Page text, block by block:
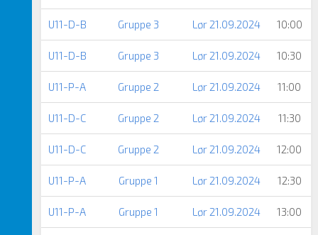
U11-D-B Gruppe 3 Lør 21.09.2024 10:00
U11-D-B Gruppe 3 Lør 21.09.2024 10:30
U11-P-A Gruppe 2 Lør 21.09.2024 11:00
U11-D-C Gruppe 2 Lør 21.09.2024 11:30
U11-D-C Gruppe 2 Lør 21.09.2024 12:00
U11-P-A Gruppe 1 Lør 21.09.2024 12:30
U11-P-A Gruppe 1 Lør 21.09.2024 13:00